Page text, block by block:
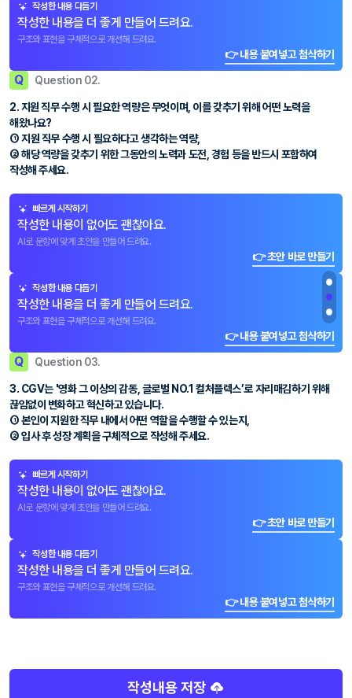
작성한 내용 다듬기
작성한 내용을 더 좋게 만들어 드려요.
구조와 표현을 구체적으로 개선해 드려요.
👉 내용 붙여넣고 첨삭하기
Q Question 02.
2. 지원 직무 수행 시 필요한 역량은 무엇이며, 이를 갖추기 위해 어떤 노력을
해왔나요?
① 지원 직무 수행 시 필요하다고 생각하는 역량,
② 해당 역량을 갖추기 위한 그동안의 노력과 도전, 경험 등을 반드시 포함하여
작성해 주세요.
빠르게 시작하기
작성한 내용이 없어도 괜찮아요.
AI로 문항에 맞게 초안을 만들어 드려요.
👉 초안 바로 만들기
작성한 내용 다듬기
작성한 내용을 더 좋게 만들어 드려요.
구조와 표현을 구체적으로 개선해 드려요.
👉 내용 붙여넣고 첨삭하기
Q Question 03.
3. CGV는 '영화 그 이상의 감동, 글로벌 NO.1 컬처플렉스’로 자리매김하기 위해
끊임없이 변화하고 혁신하고 있습니다.
① 본인이 지원한 직무 내에서 어떤 역할을 수행할 수 있는지,
② 입사 후 성장 계획을 구체적으로 작성해 주세요.
빠르게 시작하기
작성한 내용이 없어도 괜찮아요.
AI로 문항에 맞게 초안을 만들어 드려요.
👉 초안 바로 만들기
작성한 내용 다듬기
작성한 내용을 더 좋게 만들어 드려요.
구조와 표현을 구체적으로 개선해 드려요.
👉 내용 붙여넣고 첨삭하기
작성내용 저장